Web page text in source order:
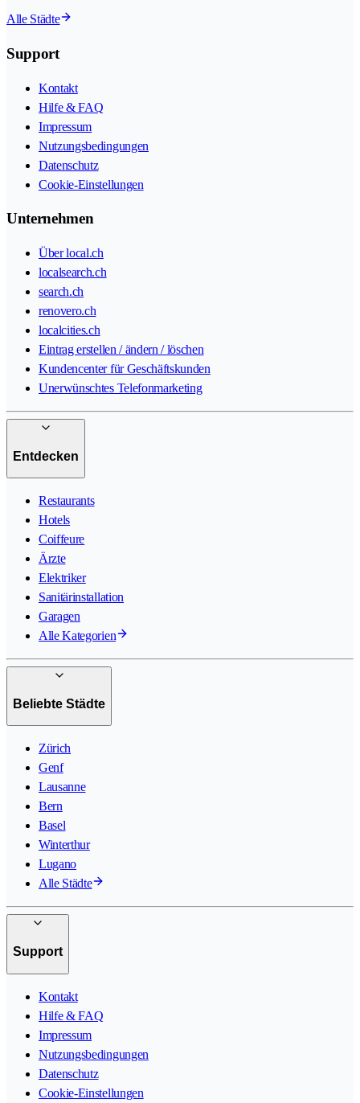
Alle Städte
Support
Kontakt
Hilfe & FAQ
Impressum
Nutzungsbedingungen
Datenschutz
Cookie-Einstellungen
Unternehmen
Über local.ch
localsearch.ch
search.ch
renovero.ch
localcities.ch
Eintrag erstellen / ändern / löschen
Kundencenter für Geschäftskunden
Unerwünschtes Telefonmarketing
Entdecken
Restaurants
Hotels
Coiffeure
Ärzte
Elektriker
Sanitärinstallation
Garagen
Alle Kategorien
Beliebte Städte
Zürich
Genf
Lausanne
Bern
Basel
Winterthur
Lugano
Alle Städte
Support
Kontakt
Hilfe & FAQ
Impressum
Nutzungsbedingungen
Datenschutz
Cookie-Einstellungen